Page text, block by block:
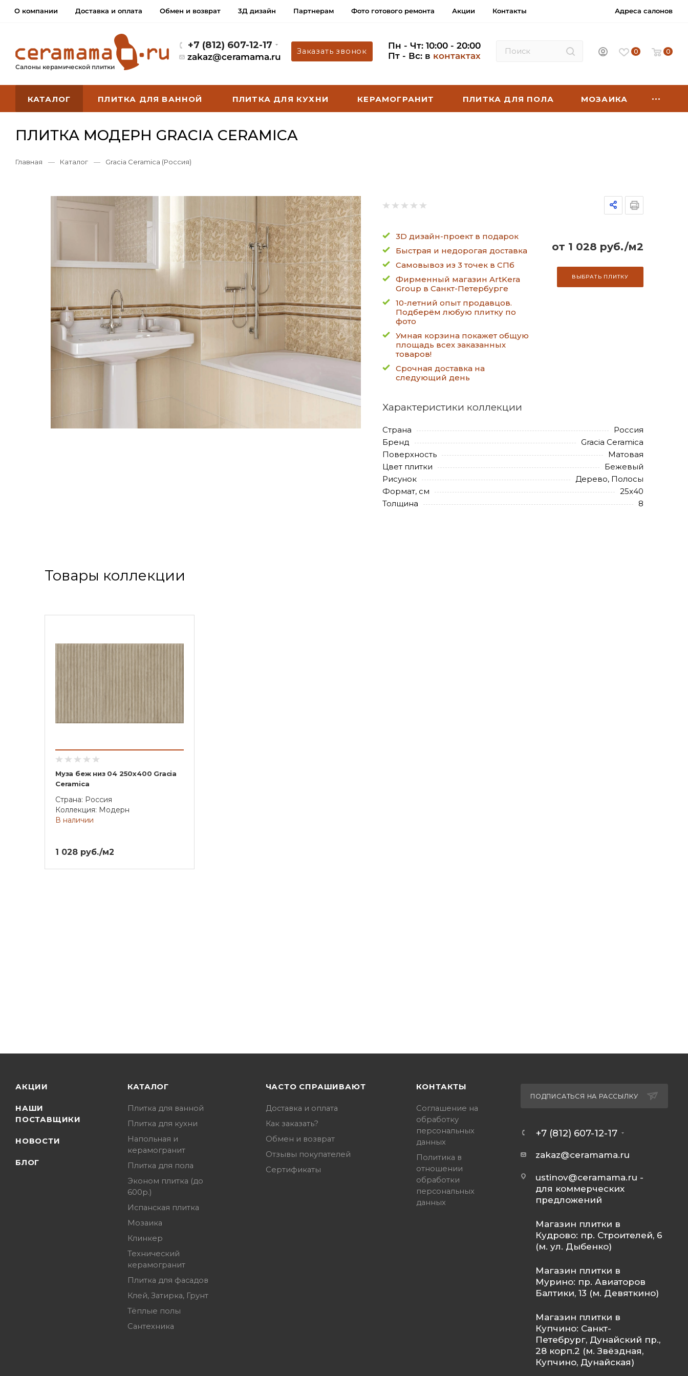
О компании Доставка и оплата Обмен и возврат 3Д дизайн Партнерам Фото готового ремонта Акции Контакты Адреса салонов
Салоны керамической плитки
+7 (812) 607-12-17
zakaz@ceramama.ru
Заказать звонок
Пн - Чт: 10:00 - 20:00
Пт - Вс: в контактах 0 0
КАТАЛОГ ПЛИТКА ДЛЯ ВАННОЙ ПЛИТКА ДЛЯ КУХНИ КЕРАМОГРАНИТ ПЛИТКА ДЛЯ ПОЛА МОЗАИКА
ПЛИТКА МОДЕРН GRACIA CERAMICA
Главная — Каталог — Gracia Ceramica (Россия)
3D дизайн-проект в подарок
Быстрая и недорогая доставка
Самовывоз из 3 точек в СПб
Фирменный магазин ArtKera
Group в Санкт-Петербурге
10-летний опыт продавцов.
Подберём любую плитку по
фото
Умная корзина покажет общую
площадь всех заказанных
товаров!
Срочная доставка на
следующий день
от 1 028 руб./м2
ВЫБРАТЬ ПЛИТКУ
Характеристики коллекции
Страна
Россия
Бренд
Gracia Ceramica
Поверхность
Матовая
Цвет плитки
Бежевый
Рисунок
Дерево, Полосы
Формат, см
25x40
Толщина
8
Товары коллекции
Муза беж низ 04 250х400 Gracia
Ceramica
Страна: Россия
Коллекция: Модерн
В наличии
1 028 руб./м2
АКЦИИ
НАШИ
ПОСТАВЩИКИ
НОВОСТИ
БЛОГ
КАТАЛОГ
Плитка для ванной
Плитка для кухни
Напольная и
керамогранит
Плитка для пола
Эконом плитка (до
600р.)
Испанская плитка
Мозаика
Клинкер
Технический
керамогранит
Плитка для фасадов
Клей, Затирка, Грунт
Тёплые полы
Сантехника
ЧАСТО СПРАШИВАЮТ
Доставка и оплата
Как заказать?
Обмен и возврат
Отзывы покупателей
Сертификаты
КОНТАКТЫ
Соглашение на
обработку
персональных
данных
Политика в
отношении
обработки
персональных
данных
ПОДПИСАТЬСЯ НА РАССЫЛКУ
+7 (812) 607-12-17
zakaz@ceramama.ru
ustinov@ceramama.ru -
для коммерческих
предложений
Магазин плитки в
Кудрово: пр. Строителей, 6
(м. ул. Дыбенко)
Магазин плитки в
Мурино: пр. Авиаторов
Балтики, 13 (м. Девяткино)
Магазин плитки в
Купчино: Санкт-
Петебрург, Дунайский пр.,
28 корп.2 (м. Звёздная,
Купчино, Дунайская)